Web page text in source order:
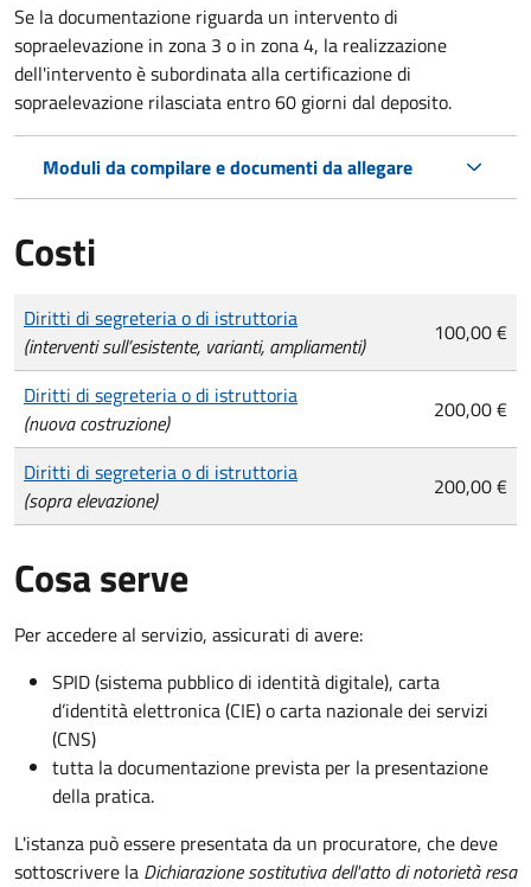
Se la documentazione riguarda un intervento di
sopraelevazione in zona 3 o in zona 4, la realizzazione
dell'intervento è subordinata alla certificazione di
sopraelevazione rilasciata entro 60 giorni dal deposito.
Moduli da compilare e documenti da allegare
Costi
Tipo di pagamento
Importo
Diritti di segreteria o di istruttoria
(interventi sull’esistente, varianti, ampliamenti)
100,00 €
Diritti di segreteria o di istruttoria
(nuova costruzione)
200,00 €
Diritti di segreteria o di istruttoria
(sopra elevazione)
200,00 €
Cosa serve
Per accedere al servizio, assicurati di avere:
SPID (sistema pubblico di identità digitale), carta
d’identità elettronica (CIE) o carta nazionale dei servizi
(CNS)
tutta la documentazione prevista per la presentazione
della pratica.
L'istanza può essere presentata da un procuratore, che deve
sottoscrivere la Dichiarazione sostitutiva dell'atto di notorietà resa